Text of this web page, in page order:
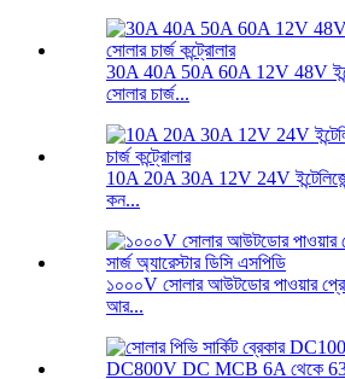
30A 40A 50A 60A 12V 48V
সোলার চার্জ...
10A 20A 30A 12V 24V
কন...
১০০০V সোলার আউটডোর পাওয়ার
আর...